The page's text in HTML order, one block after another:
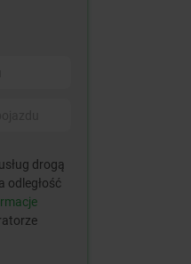
drogą
odległość